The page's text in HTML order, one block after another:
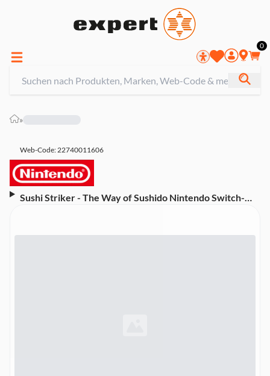
0
»
Web-Code: 22740011606
Sushi Striker - The Way of Sushido Nintendo Switch-